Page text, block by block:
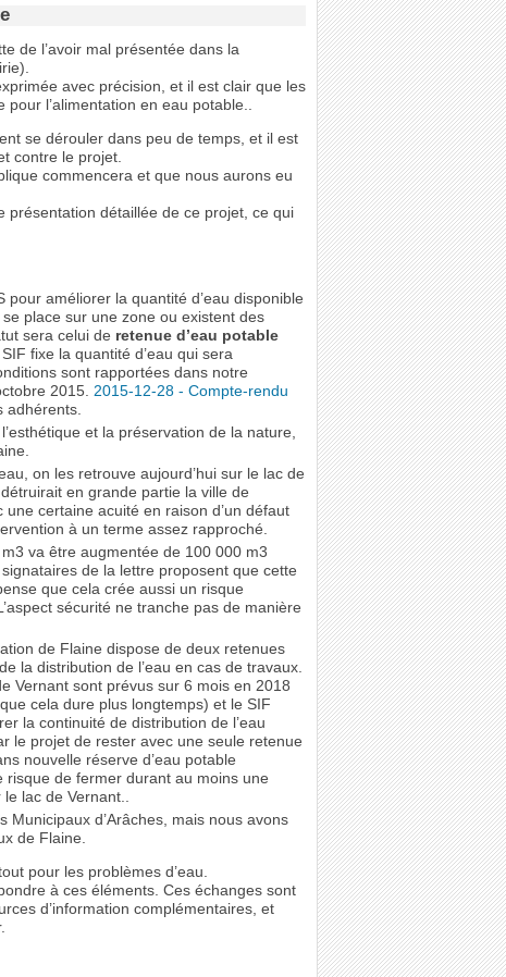
de l’avoir mal présentée dans la
avec précision, et il est clair que les
pour l’alimentation en eau potable..
se dérouler dans peu de temps, et il est
contre le projet.
commencera et que nous aurons eu
présentation détaillée de ce projet, ce qui
améliorer la quantité d’eau disponible
place sur une zone ou existent des
sera celui de retenue d’eau potable
fixe la quantité d’eau qui sera
sont rapportées dans notre
2015. 2015-12-28 - Compte-rendu
adhérents.
et la préservation de la nature,
on les retrouve aujourd’hui sur le lac de
en grande partie la ville de
une certaine acuité en raison d’un défaut
à un terme assez rapproché.
va être augmentée de 100 000 m3
de la lettre proposent que cette
que cela crée aussi un risque
sécurité ne tranche pas de manière
de Flaine dispose de deux retenues
la distribution de l’eau en cas de travaux.
Vernant sont prévus sur 6 mois en 2018
cela dure plus longtemps) et le SIF
la continuité de distribution de l’eau
le projet de rester avec une seule retenue
nouvelle réserve d’eau potable
de fermer durant au moins une
le lac de Vernant..
Municipaux d’Arâches, mais nous avons
de Flaine.
pour les problèmes d’eau.
à ces éléments. Ces échanges sont
d’information complémentaires, et